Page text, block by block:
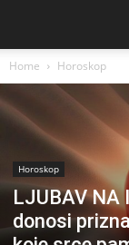
Home Horoskop
Horoskop
LJUBAV NA
donosi